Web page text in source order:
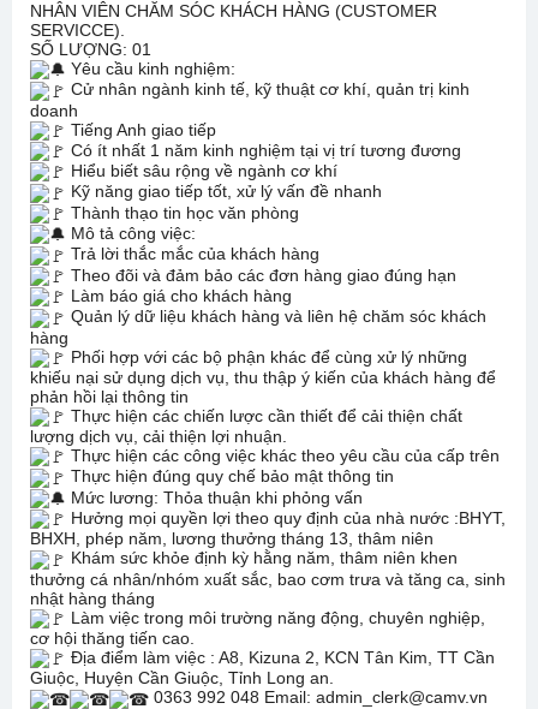
NHÂN VIÊN CHĂM SÓC KHÁCH HÀNG (CUSTOMER
SERVICCE).
SỐ LƯỢNG: 01
Yêu cầu kinh nghiệm:
Cử nhân ngành kinh tế, kỹ thuật cơ khí, quản trị kinh
doanh
Tiếng Anh giao tiếp
Có ít nhất 1 năm kinh nghiệm tại vị trí tương đương
Hiểu biết sâu rộng về ngành cơ khí
Kỹ năng giao tiếp tốt, xử lý vấn đề nhanh
Thành thạo tin học văn phòng
Mô tả công việc:
Trả lời thắc mắc của khách hàng
Theo đõi và đảm bảo các đơn hàng giao đúng hạn
Làm báo giá cho khách hàng
Quản lý dữ liệu khách hàng và liên hệ chăm sóc khách
hàng
Phối hợp với các bộ phận khác để cùng xử lý những
khiếu nại sử dụng dịch vụ, thu thập ý kiến của khách hàng để
phản hồi lại thông tin
Thực hiện các chiến lược cần thiết để cải thiện chất
lượng dịch vụ, cải thiện lợi nhuận.
Thực hiện các công việc khác theo yêu cầu của cấp trên
Thực hiện đúng quy chế bảo mật thông tin
Mức lương: Thỏa thuận khi phỏng vấn
Hưởng mọi quyền lợi theo quy định của nhà nước :BHYT,
BHXH, phép năm, lương thưởng tháng 13, thâm niên
Khám sức khỏe định kỳ hằng năm, thâm niên khen
thưởng cá nhân/nhóm xuất sắc, bao cơm trưa và tăng ca, sinh
nhật hàng tháng
Làm việc trong môi trường năng động, chuyên nghiệp,
cơ hội thăng tiến cao.
Địa điểm làm việc : A8, Kizuna 2, KCN Tân Kim, TT Cần
Giuộc, Huyện Cần Giuộc, Tỉnh Long an.
0363 992 048 Email: admin_clerk@camv.vn